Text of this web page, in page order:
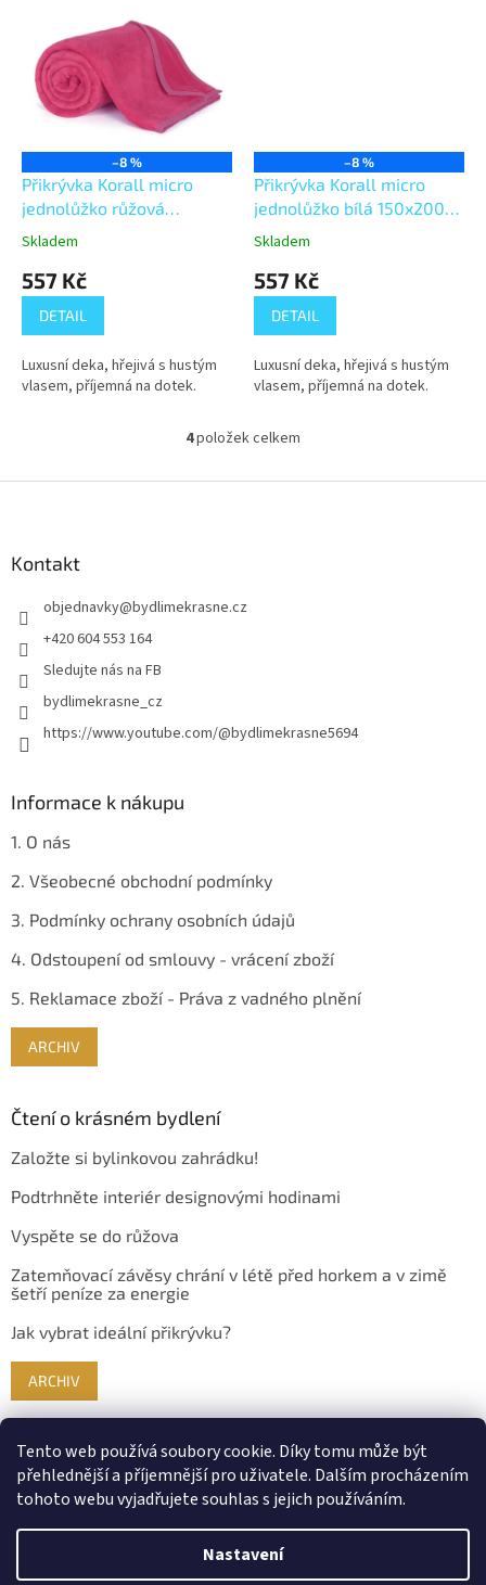
Tento web používá soubory cookie. Díky tomu může být
přehlednější a příjemnější pro uživatele. Dalším procházením
tohoto webu vyjadřujete souhlas s jejich používáním.
Nastavení
–8 %
Přikrývka Korall micro
jednolůžko růžová
150x200 cm
Skladem
557 Kč
DETAIL
Luxusní deka, hřejivá s hustým
vlasem, příjemná na dotek.
–8 %
Přikrývka Korall micro
jednolůžko bílá 150x200
cm
Skladem
557 Kč
DETAIL
Luxusní deka, hřejivá s hustým
vlasem, příjemná na dotek.
O
l
p
ý
4položek celkem
Kontakt
objednavky@bydlimekrasne.cz
+420 604 553 164
Sledujte nás na FB
bydlimekrasne_cz
https://www.youtube.com/@bydlimekrasne5694
Informace k nákupu
1. O nás
2. Všeobecné obchodní podmínky
3. Podmínky ochrany osobních údajů
4. Odstoupení od smlouvy - vrácení zboží
5. Reklamace zboží - Práva z vadného plnění
ARCHIV
Čtení o krásném bydlení
Založte si bylinkovou zahrádku!
Podtrhněte interiér designovými hodinami
Vyspěte se do růžova
Zatemňovací závěsy chrání v létě před horkem a v zimě
šetří peníze za energie
Jak vybrat ideální přikrývku?
ARCHIV
Vytvořil Shoptet